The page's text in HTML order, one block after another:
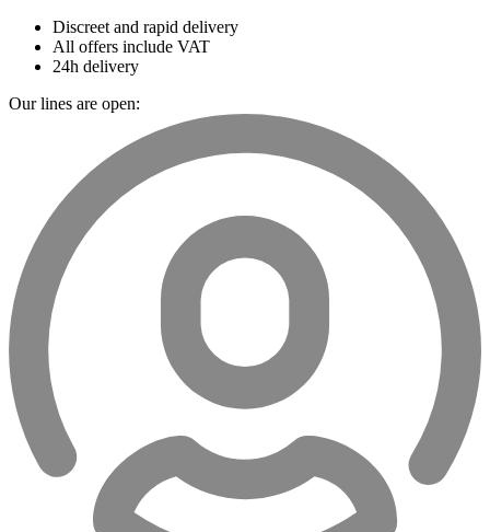
Discreet and rapid delivery
All offers include VAT
24h delivery
Our lines are open: